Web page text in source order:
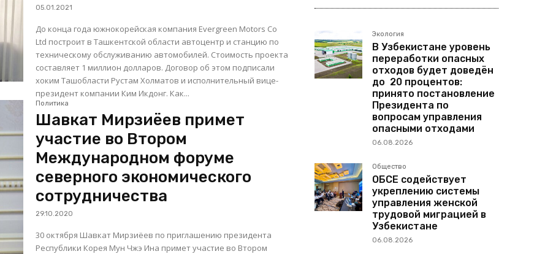
05.01.2021
До конца года южнокорейская компания Evergreen Motors Cо
Ltd построит в Ташкентской области автоцентр и станцию по
техническому обслуживанию автомобилей. Стоимость проекта
составляет 1 миллион долларов. Договор об этом подписали
хоким Ташобласти Рустам Холматов и исполнительный вице-
президент компании Ким Икдонг. Как...
Политика
Шавкат Мирзиёев примет
участие во Втором
Международном форуме
северного экономического
сотрудничества
29.10.2020
30 октября Шавкат Мирзиёев по приглашению президента
Республики Корея Мун Чжэ Ина примет участие во Втором
Экология
В Узбекистане уровень
переработки опасных
отходов будет доведён
до 20 процентов:
принято постановление
Президента по
вопросам управления
опасными отходами
06.08.2026
Общество
ОБСЕ содействует
укреплению системы
управления женской
трудовой миграцией в
Узбекистане
06.08.2026